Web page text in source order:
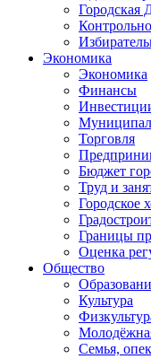
Городская
Экономика
Экономика
Финансы
Торговля
Бюджет
Труд и
Городское
Границы
Оценка
Общество
Культура
Семья,